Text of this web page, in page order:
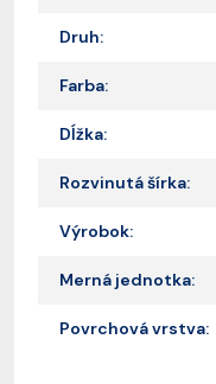
Druh:
Farba:
Dĺžka:
Rozvinutá šírka:
Výrobok:
Merná jednotka:
Povrchová vrstva: